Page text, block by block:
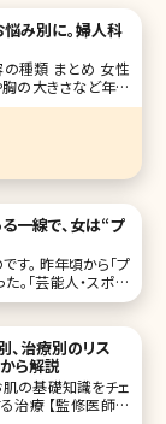
悩み別に。婦人科
の大きさなど年齢
ゃいます。若い方は
したいなどで、年齢
トサイズの低
一線で、女は“プ
。 昨年頃から「プ
。「芸能人・スポー
で、「容姿は端麗、
ログやSNSも見つか
、治療別のリス
ら解説
医師か